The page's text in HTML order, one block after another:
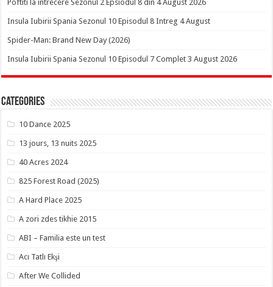
Poftiti la intrecere Sezonul 2 Epsiodul 8 din 4 August 2026
Insula Iubirii Spania Sezonul 10 Episodul 8 Intreg 4 August
Spider-Man: Brand New Day (2026)
Insula Iubirii Spania Sezonul 10 Episodul 7 Complet 3 August 2026
Categories
10 Dance 2025
13 jours, 13 nuits 2025
40 Acres 2024
825 Forest Road (2025)
A Hard Place 2025
A zori zdes tikhie 2015
ABI – Familia este un test
Acı Tatlı Ekşi
After We Collided